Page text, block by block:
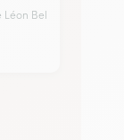
Léon Bel